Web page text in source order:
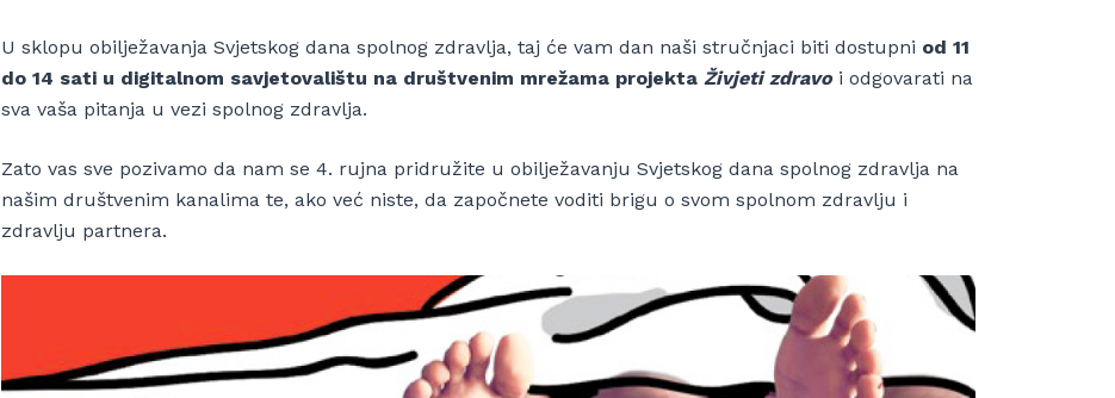
U sklopu obilježavanja Svjetskog dana spolnog zdravlja, taj će vam dan naši stručnjaci biti dostupni od 11
do 14 sati u digitalnom savjetovalištu na društvenim mrežama projekta Živjeti zdravoi odgovarati na
sva vaša pitanja u vezi spolnog zdravlja.
Zato vas sve pozivamo da nam se 4. rujna pridružite u obilježavanju Svjetskog dana spolnog zdravlja na
našim društvenim kanalima te, ako već niste, da započnete voditi brigu o svom spolnom zdravlju i
zdravlju partnera.